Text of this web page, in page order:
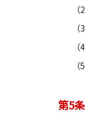
（
（
（
第5条